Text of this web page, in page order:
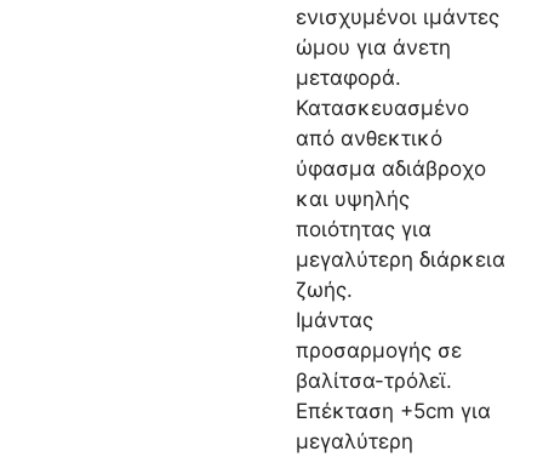
ενισχυμένοι ιμάντες
ώμου για άνετη
μεταφορά.
Κατασκευασμένο
από ανθεκτικό
ύφασμα αδιάβροχο
και υψηλής
ποιότητας για
μεγαλύτερη διάρκεια
ζωής.
Ιμάντας
προσαρμογής σε
βαλίτσα-τρόλεϊ.
Επέκταση +5cm για
μεγαλύτερη